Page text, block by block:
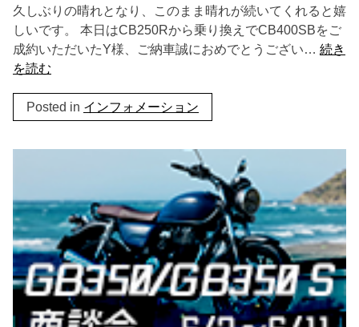
久しぶりの晴れとなり、このまま晴れが続いてくれると嬉
しいです。 本日はCB250Rから乗り換えでCB400SBをご
成約いただいたY様、ご納車誠におめでとうござい… 続き
を読む
Posted in インフォメーション